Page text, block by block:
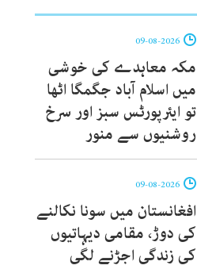
مکہ معاہدے کی خوشی
میں اسلام آباد جگمگا اٹھا
تو ایئرپورٹس سبز اور سرخ
روشنیوں سے منور
افغانستان میں سونا نکالنے
کی دوڑ، مقامی دیہاتیوں
کی زندگی اجڑنے لگی